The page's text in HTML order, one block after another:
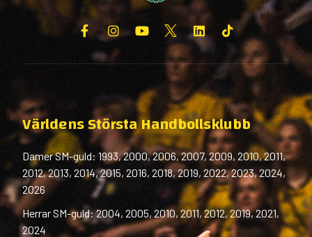
Världens Största Handbollsklubb
Damer SM-guld: 1993, 2000, 2006, 2007, 2009, 2010, 2011,
2012, 2013, 2014, 2015, 2016, 2018, 2019, 2022, 2023, 2024,
2026
Herrar SM-guld: 2004, 2005, 2010, 2011, 2012, 2019, 2021,
2024